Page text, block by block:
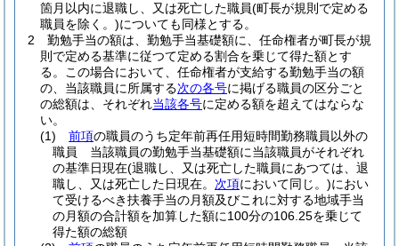
箇月以内に退職し、又は死亡した職員(町長が規則で定める
職員を除く。)についても同様とする。
2
勤勉手当の額は、勤勉手当基礎額に、任命権者が町長が規
則で定める基準に従つて定める割合を乗じて得た額とす
る。
この場合において、任命権者が支給する勤勉手当の額
の、当該職員に所属する次の各号に掲げる職員の区分ごと
の総額は、それぞれ当該各号に定める額を超えてはならな
い。
(1)
前項の職員のうち定年前再任用短時間勤務職員以外の
職員 当該職員の勤勉手当基礎額に当該職員がそれぞれ
の基準日現在(退職し、又は死亡した職員にあつては、退
職し、又は死亡した日現在。 次項において同じ。)におい
て受けるべき扶養手当の月額及びこれに対する地域手当
の月額の合計額を加算した額に100分の106.25を乗じて
得た額の総額